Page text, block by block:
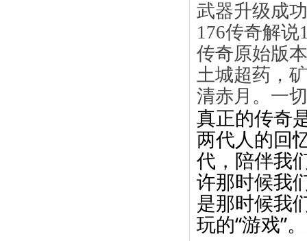
武器升级成
176传奇解说
传奇原始版
土城超药，
清赤月。一
真正的传奇
两代人的回
代，陪伴我
许那时候我
是那时候我
玩的“游戏”。